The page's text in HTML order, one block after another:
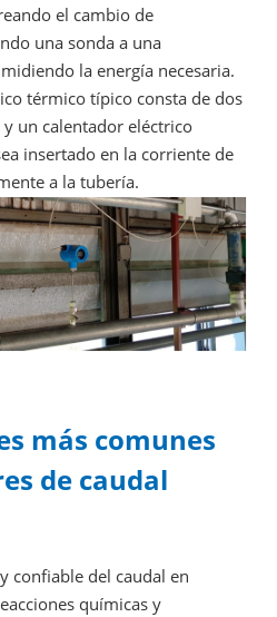
el cambio de
una sonda a una
la energía necesaria.
térmico típico consta de dos
un calentador eléctrico
insertado en la corriente de
a la tubería.
más comunes
de caudal
confiable del caudal en
químicas y